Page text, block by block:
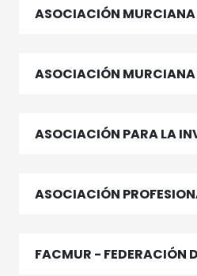
ASOCIACIÓN MURCIANA
ASOCIACIÓN
ASOCIACIÓN
FACMUR - FEDERACIÓN